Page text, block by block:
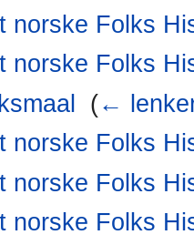
norske Folks
norske Folks
(←
norske Folks
norske Folks
norske Folks